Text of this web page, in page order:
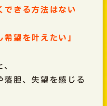
できる方法はない
望を叶えたい」
胆、失望を感じる